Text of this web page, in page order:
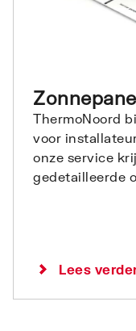
ThermoNoord
voor
onze service
gedetailleerde
Lees